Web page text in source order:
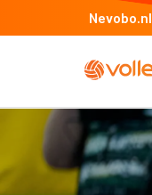
Nevobo.nl